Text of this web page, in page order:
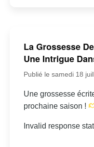
La Grossesse
Une Intrigue
Publié le samedi 18
Une grossesse
prochaine saison !
Invalid response